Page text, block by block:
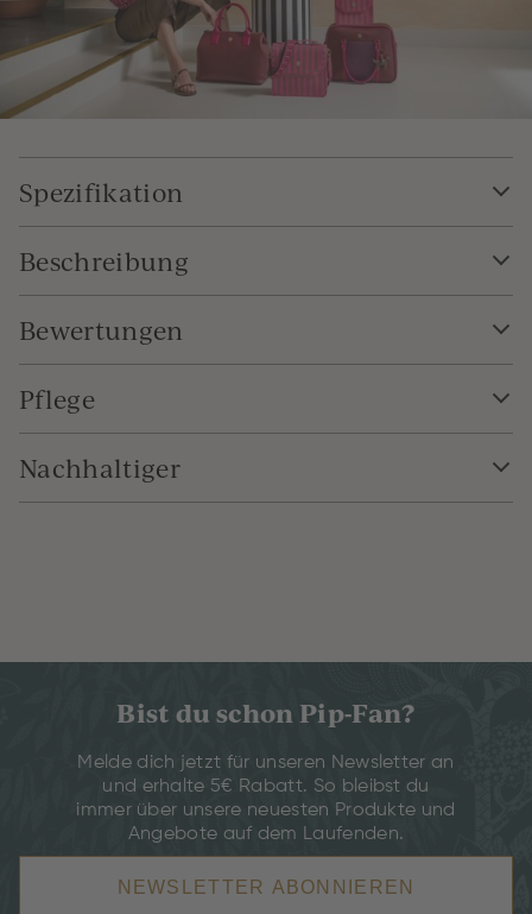
Spezifikation
Beschreibung
Bewertungen
Pflege
Nachhaltiger
Bist du schon Pip-Fan?
Melde dich jetzt für unseren Newsletter an
und erhalte 5€ Rabatt. So bleibst du
immer über unsere neuesten Produkte und
Angebote auf dem Laufenden.
NEWSLETTER ABONNIEREN